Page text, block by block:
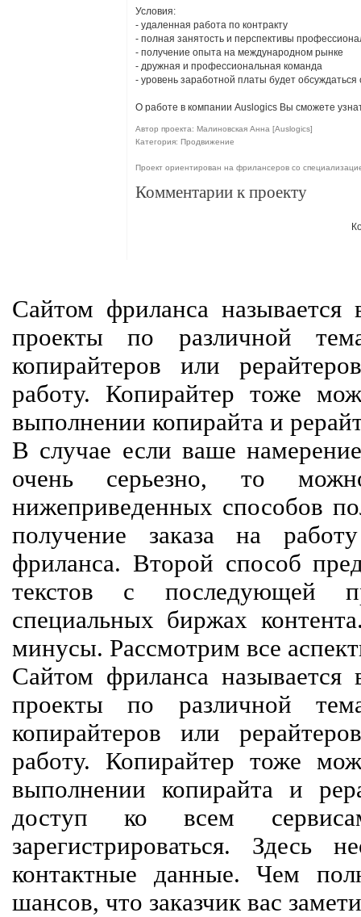
Условия:
- удаленная работа по контракту
- полная занятость и перспективы
- получение опыта на международном рынке
- дружная и профессиональная команда
- уровень заработной платы будет
О работе в компании Auslogics Вы сможете
Автор проекта: Малиновская Анна [Auslogics]
Категория: Продвижение
Проект ориентирован на фрилансеров со
Комментарии к проекту
Сайтом фриланса называется
проекты по различной
копирайтеров или
работу. Копирайтер тоже
выполнении копирайта и
В случае если ваше
очень серьезно, то
нижеприведенных способов
получение заказа на
фриланса. Второй способ
текстов с последующей
специальных биржах
минусы. Рассмотрим все
Сайтом фриланса называется
проекты по различной
копирайтеров или
работу. Копирайтер тоже
выполнении копирайта и
доступ ко всем
зарегистрироваться. Здесь
контактные данные. Чем
шансов, что заказчик вас